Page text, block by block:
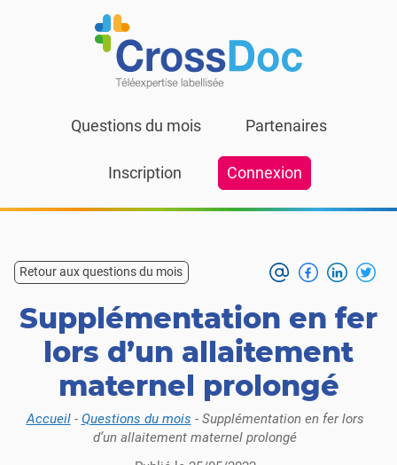
Questions du mois Partenaires
Inscription Connexion
Retour aux questions du mois
Supplémentation en fer
lors d’un allaitement
maternel prolongé
Accueil- Questions du mois - Supplémentation en fer lors
d’un allaitement maternel prolongé